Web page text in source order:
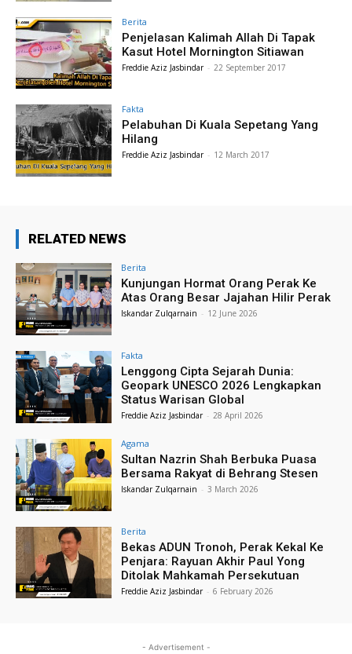
Berita
Penjelasan Kalimah Allah Di Tapak
Kasut Hotel Mornington Sitiawan
Freddie Aziz Jasbindar - 22 September 2017
Fakta
Pelabuhan Di Kuala Sepetang Yang
Hilang
Freddie Aziz Jasbindar - 12 March 2017
RELATED NEWS
Berita
Kunjungan Hormat Orang Perak Ke
Atas Orang Besar Jajahan Hilir Perak
Iskandar Zulqarnain - 12 June 2026
Fakta
Lenggong Cipta Sejarah Dunia:
Geopark UNESCO 2026 Lengkapkan
Status Warisan Global
Freddie Aziz Jasbindar - 28 April 2026
Agama
Sultan Nazrin Shah Berbuka Puasa
Bersama Rakyat di Behrang Stesen
Iskandar Zulqarnain - 3 March 2026
Berita
Bekas ADUN Tronoh, Perak Kekal Ke
Penjara: Rayuan Akhir Paul Yong
Ditolak Mahkamah Persekutuan
Freddie Aziz Jasbindar - 6 February 2026
- Advertisement -